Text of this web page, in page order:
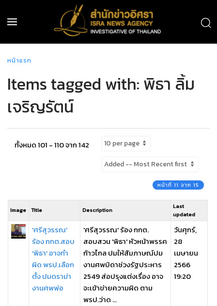
หน้าแรก
Items tagged with: พิธา ลิ้ม
เจริญรัตน์
ทั้งหมด 101 - 110 จาก 142
หน้าที่ 11 จาก 15
Image Title Description
Last
updated
'ศรีสุวรรณ'
ร้อง กกต.สอบ
'พิธา' อาจทำ
ผิด พรป.เลือก
ตั้ง ปมดราม่า
งานศพพ่อ
'ศรีสุวรรณ' ร้อง กกต.
สอบสวน 'พิธา' หัวหน้าพรรค
ก้าวไกล ปมให้สัมภาษณ์ปม
งานศพบิดาช่วงรัฐประหาร
2549 ส่อปรุงแต่งเรื่อง อาจ
จะเข้าข่ายความผิด ตาม
พรป.ว่าด ...
วันศุกร์,
28
เมษายน
2566
19:20